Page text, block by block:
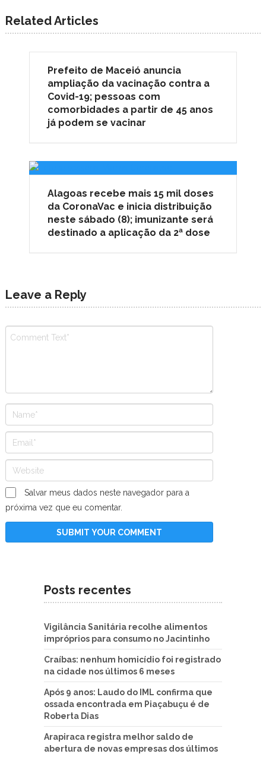
Related Articles
Prefeito de Maceió anuncia
ampliação da vacinação contra a
Covid-19; pessoas com
comorbidades a partir de 45 anos
já podem se vacinar
Alagoas recebe mais 15 mil doses
da CoronaVac e inicia distribuição
neste sábado (8); imunizante será
destinado a aplicação da 2ª dose
Leave a Reply
Salvar meus dados neste navegador para a
próxima vez que eu comentar.
Posts recentes
Vigilância Sanitária recolhe alimentos
impróprios para consumo no Jacintinho
Craíbas: nenhum homicídio foi registrado
na cidade nos últimos 6 meses
Após 9 anos: Laudo do IML confirma que
ossada encontrada em Piaçabuçu é de
Roberta Dias
Arapiraca registra melhor saldo de
abertura de novas empresas dos últimos